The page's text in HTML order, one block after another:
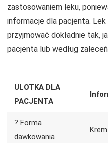
zastosowaniem leku,
informacje dla pacjenta.
przyjmować dokładnie tak,
pacjenta lub według
ULOTKA DLA
PACJENTA
? Forma
dawkowania
Krem